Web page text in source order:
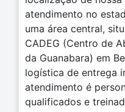
atendimento no
uma área central,
CADEG (Centro de
da Guanabara) em
logística de entrega
atendimento é
qualificados e